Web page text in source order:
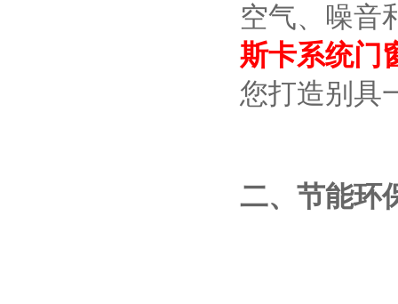
空气、噪音
斯卡系统门
您打造别具
二、节能环